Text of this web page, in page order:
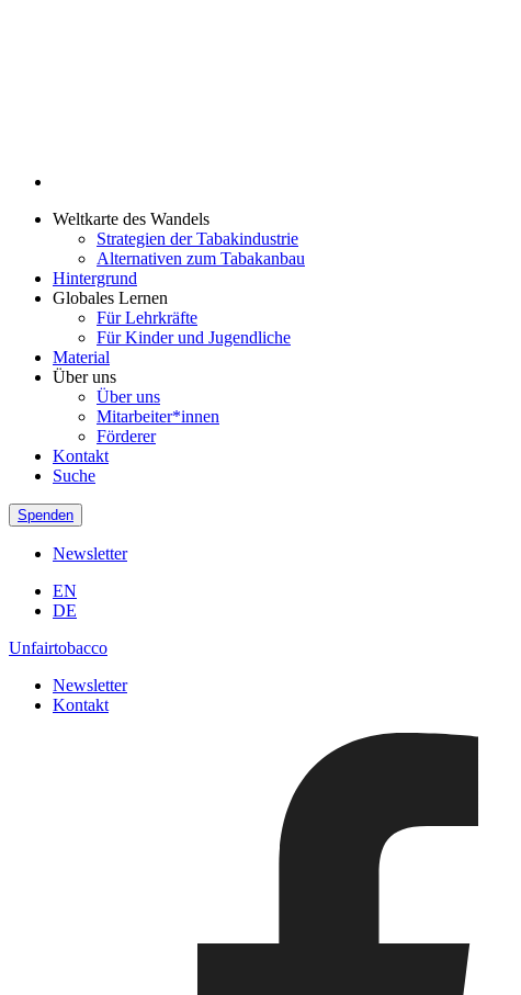
Weltkarte des Wandels
Strategien der Tabakindustrie
Alternativen zum Tabakanbau
Hintergrund
Globales Lernen
Für Lehrkräfte
Für Kinder und Jugendliche
Material
Über uns
Über uns
Mitarbeiter*innen
Förderer
Kontakt
Suche
Spenden
Newsletter
EN
DE
Unfairtobacco
Newsletter
Kontakt